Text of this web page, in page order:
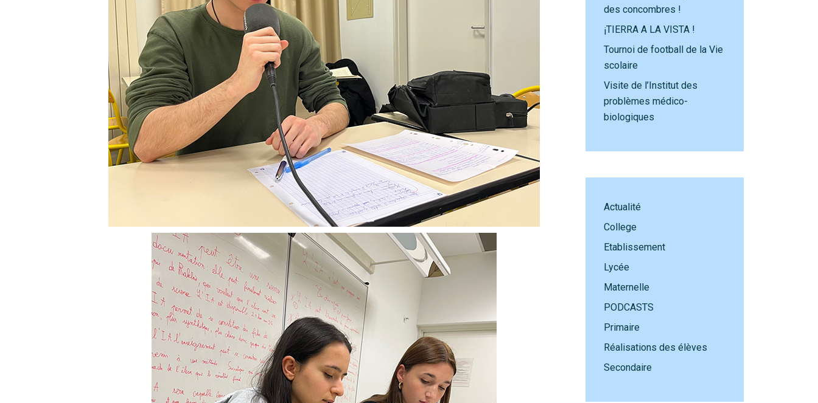
des concombres !
¡TIERRA A LA VISTA !
Tournoi de football de la Vie
scolaire
Visite de l’Institut des
problèmes médico-
biologiques
Actualité
College
Etablissement
Lycée
Maternelle
PODCASTS
Primaire
Réalisations des élèves
Secondaire